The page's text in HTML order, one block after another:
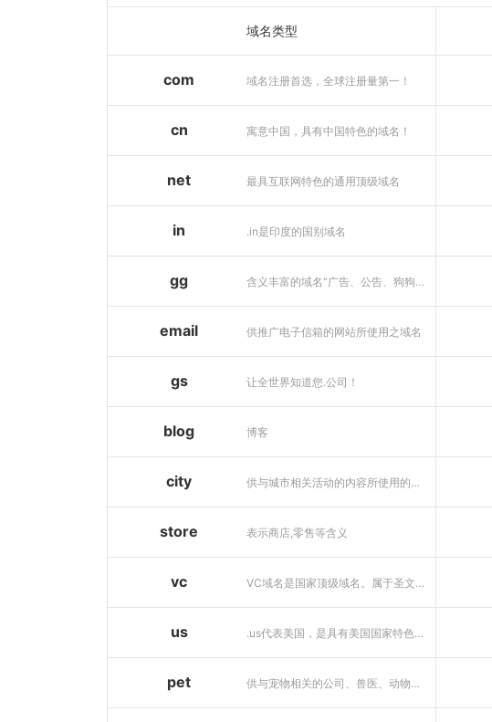
域名类型
com 域名注册首选，全球注册量第一！
cn 寓意中国，具有中国特色的域名！
net 最具互联网特色的通用顶级域名
in .in是印度的国别域名
gg 含义丰富的域名“广告、公告、狗狗……”互联网行业首选后缀！
email 供推广电子信箱的网站所使用之域名
gs 让全世界知道您.公司！
blog 博客
city 供与城市相关活动的内容所使用的域名
store 表示商店,零售等含义
vc VC域名是国家顶级域名。属于圣文森特和格林纳丁斯国家顶级域名（ccTLD）后缀。
us .us代表美国，是具有美国国家特色的国别域名，适合在美公司注册。
pet 供与宠物相关的公司、兽医、动物救援及宠物爱好者所使用之域名